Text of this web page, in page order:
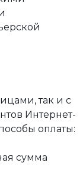
так и с
Интернет-
оплаты:
сумма